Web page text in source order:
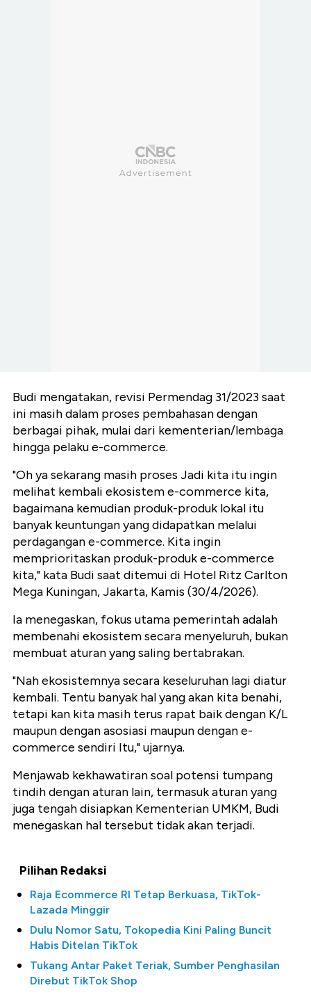
Budi mengatakan, revisi Permendag 31/2023 saat
ini masih dalam proses pembahasan dengan
berbagai pihak, mulai dari kementerian/lembaga
hingga pelaku e-commerce.
"Oh ya sekarang masih proses Jadi kita itu ingin
melihat kembali ekosistem e-commerce kita,
bagaimana kemudian produk-produk lokal itu
banyak keuntungan yang didapatkan melalui
perdagangan e-commerce. Kita ingin
memprioritaskan produk-produk e-commerce
kita," kata Budi saat ditemui di Hotel Ritz Carlton
Mega Kuningan, Jakarta, Kamis (30/4/2026).
Ia menegaskan, fokus utama pemerintah adalah
membenahi ekosistem secara menyeluruh, bukan
membuat aturan yang saling bertabrakan.
"Nah ekosistemnya secara keseluruhan lagi diatur
kembali. Tentu banyak hal yang akan kita benahi,
tetapi kan kita masih terus rapat baik dengan K/L
maupun dengan asosiasi maupun dengan e-
commerce sendiri Itu," ujarnya.
Menjawab kekhawatiran soal potensi tumpang
tindih dengan aturan lain, termasuk aturan yang
juga tengah disiapkan Kementerian UMKM, Budi
menegaskan hal tersebut tidak akan terjadi.
Pilihan Redaksi
Raja Ecommerce RI Tetap Berkuasa, TikTok-
Lazada Minggir
Dulu Nomor Satu, Tokopedia Kini Paling Buncit
Habis Ditelan TikTok
Tukang Antar Paket Teriak, Sumber Penghasilan
Direbut TikTok Shop